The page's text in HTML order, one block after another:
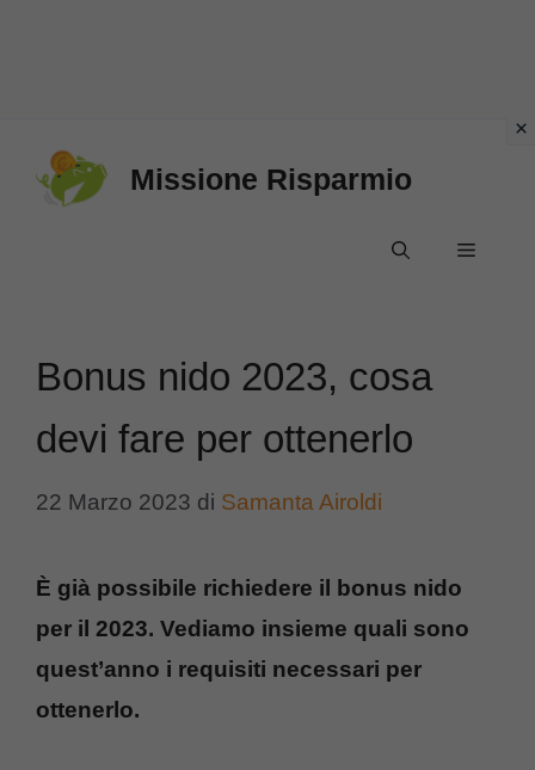
Missione Risparmio
Menu
Bonus nido 2023, cosa
devi fare per ottenerlo
22 Marzo 2023 di Samanta Airoldi
È già possibile richiedere il bonus nido
per il 2023. Vediamo insieme quali sono
quest’anno i requisiti necessari per
ottenerlo.